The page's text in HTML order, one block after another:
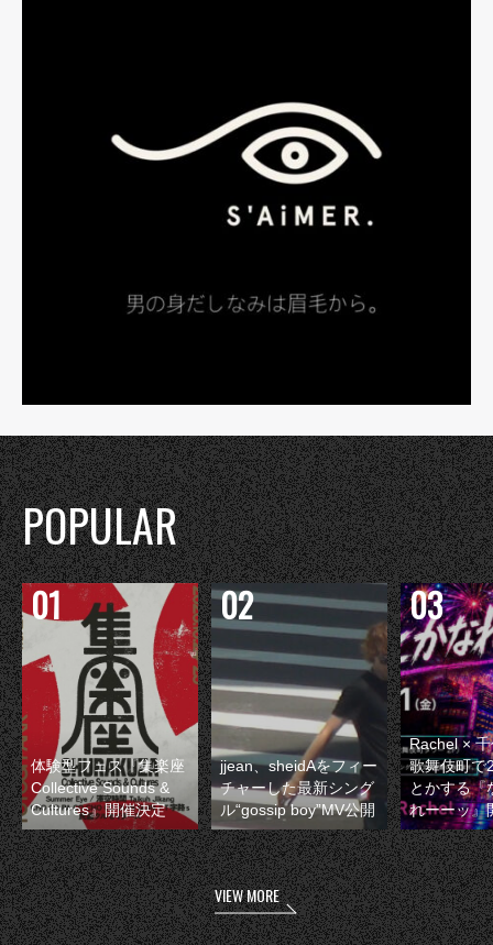
POPULAR
体験型フェス『集楽座
Collective Sounds &
Cultures』開催決定
jjean、sheidAをフィー
チャーした最新シング
ル“gossip boy”MV公開
Rachel ×
歌舞伎町で
とかする『
れーーッ』
VIEW MORE